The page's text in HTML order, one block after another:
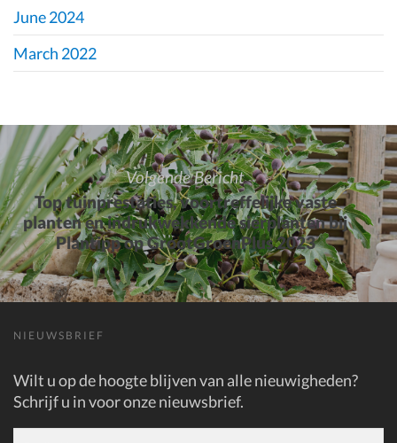
June 2024
March 2022
over
Volgende Bericht
Top tuinprestaties, voortreffelijke vaste
planten en indrukwekkende sierplanten bij
Plantipp op GrootGroenPlus 2023
NIEUWSBRIEF
Wilt u op de hoogte blijven van alle nieuwigheden?
Schrijf u in voor onze nieuwsbrief.